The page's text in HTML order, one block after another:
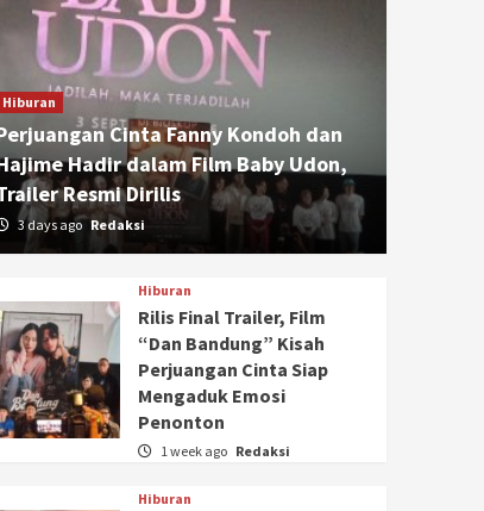
Hiburan
Cinta Fanny Kondoh dan
Hadir dalam Film Baby Udon,
Resmi Dirilis
3 days ago Redaksi
Hiburan
Rilis Final Trailer, Film
“Dan Bandung” Kisah
Perjuangan Cinta Siap
Mengaduk Emosi
Penonton
1 week ago Redaksi
Hiburan